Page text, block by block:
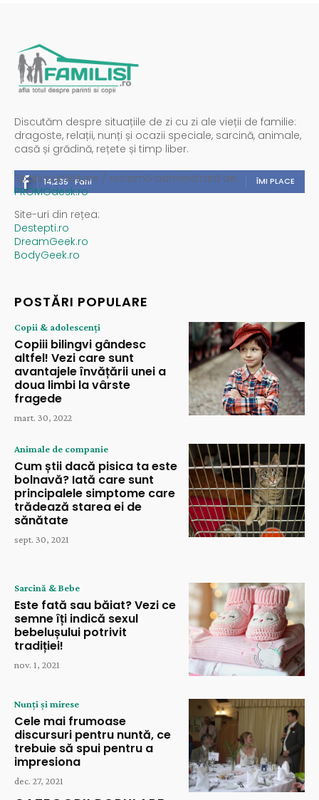
Discutăm despre situațiile de zi cu zi ale vieții de familie:
dragoste, relații, nunți și ocazii speciale, sarcină, animale,
casă și grădină, rețete și timp liber.
14,235 Fani ÎMI PLACE
Spații publicitare / reclamă administrată de
PROMOdesk.ro
Site-uri din rețea:
Destepti.ro
DreamGeek.ro
BodyGeek.ro
POSTĂRI POPULARE
Copii & adolescenți
Copiii bilingvi gândesc
altfel! Vezi care sunt
avantajele învățării unei a
doua limbi la vârste
fragede
mart. 30, 2022
Animale de companie
Cum știi dacă pisica ta este
bolnavă? Iată care sunt
principalele simptome care
trădează starea ei de
sănătate
sept. 30, 2021
Sarcină & Bebe
Este fată sau băiat? Vezi ce
semne îți indică sexul
bebelușului potrivit
tradiției!
nov. 1, 2021
Nunți și mirese
Cele mai frumoase
discursuri pentru nuntă, ce
trebuie să spui pentru a
impresiona
dec. 27, 2021